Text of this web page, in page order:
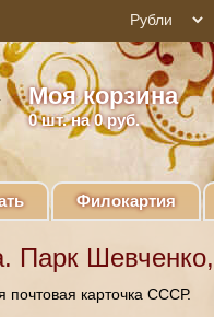
Моя корзина
0шт. на 0 руб.
Филокартия
Парк Шевченко,
почтовая карточка СССР.